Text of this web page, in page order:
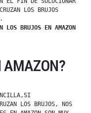
LOS BRUJOS
LOS BRUJOS EN AMAZON
AMAZON?
LOS BRUJOS, NOS